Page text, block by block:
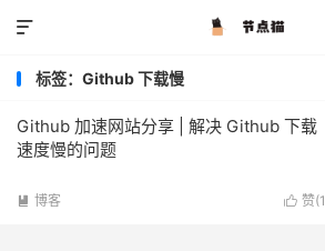

标签：Github 下载慢
Github 加速网站分享 | 解决 Github 下载
速度慢的问题
 赞(1
 博客